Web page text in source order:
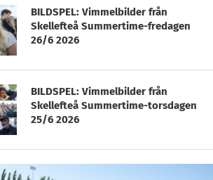
BILDSPEL: Vimmelbilder från
Skellefteå Summertime-fredagen
26/6 2026
BILDSPEL: Vimmelbilder från
Skellefteå Summertime-torsdagen
25/6 2026